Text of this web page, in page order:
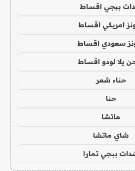
ببجي اقساط
امريكي اقساط
سعودي اقساط
يلا لودو اقساط
حناء شعر
حنا
ماتشا
شاي ماتشا
ببجي تمارا